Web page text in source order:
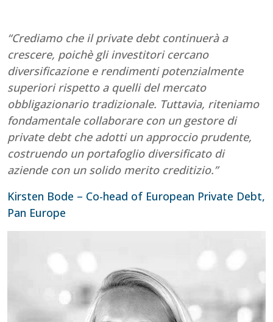
“Crediamo che il private debt continuerà a
crescere, poichè gli investitori cercano
diversificazione e rendimenti potenzialmente
superiori rispetto a quelli del mercato
obbligazionario tradizionale. Tuttavia, riteniamo
fondamentale collaborare con un gestore di
private debt che adotti un approccio prudente,
costruendo un portafoglio diversificato di
aziende con un solido merito creditizio.”
Kirsten Bode – Co-head of European Private Debt,
Pan Europe